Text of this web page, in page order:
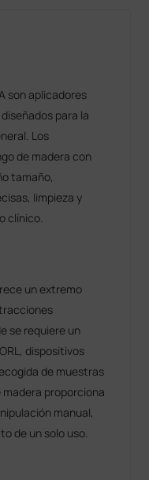
son aplicadores
para la
Los
de madera con
tamaño,
limpieza y
clínico.
un extremo
se requiere un
dispositivos
de muestras
proporciona
manual,
de un solo uso.